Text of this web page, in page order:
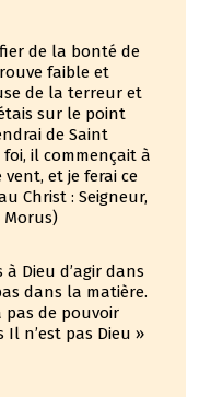
de la bonté de
faible et
de la terreur et
sur le point
de Saint
il commençait à
et je ferai ce
Christ : Seigneur,
Morus)
Dieu d’agir dans
dans la matière.
pas de pouvoir
n’est pas Dieu »